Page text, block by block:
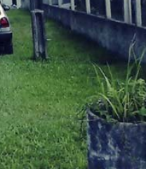
atendimento ao
especializada e
área de topografia e
infraestrutura
público e privado nos
segmentos, dentre
construção naval,
A GLOBAL acredita
clientes produzindo e